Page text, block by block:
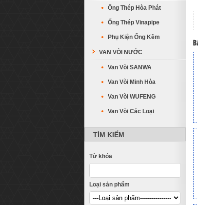
Ống Thép Hòa Phát
Ống Thép Vinapipe
Phụ Kiện Ống Kẽm
VAN VÒI NƯỚC
Van Vòi SANWA
Van Vòi Minh Hòa
Van Vòi WUFENG
Van Vòi Các Loại
TÌM KIẾM
Từ khóa
Loại sản phẩm